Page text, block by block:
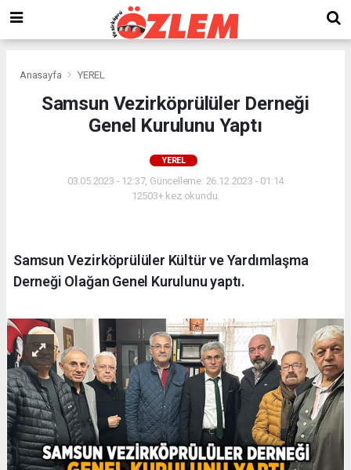
Anasayfa YEREL
Samsun Vezirköprülüler Derneği
Genel Kurulunu Yaptı
YEREL
03.05.2023 - 12:37, Güncelleme: 26.12.2023 - 01:14
12503+ kez okundu.
Samsun Vezirköprülüler Kültür ve Yardımlaşma
Derneği Olağan Genel Kurulunu yaptı.